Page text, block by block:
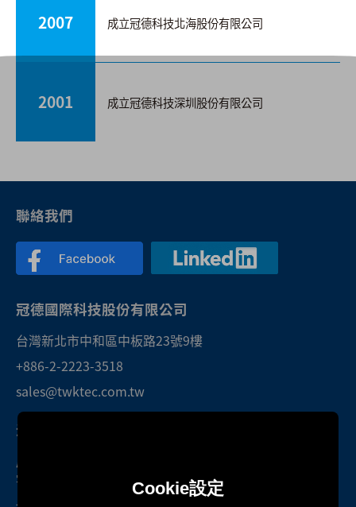
Cookie設定
2007 成立冠德科技北海股份有限公司
2001 成立冠德科技深圳股份有限公司
聯絡我們
冠德國際科技股份有限公司
台灣新北市中和區中板路23號9樓
+886-2-2223-3518
sales@twktec.com.tw
深圳研發中心暨服務處
廣東省深圳市光明區光明街道東周社區
雲智科技園B1棟1301號房